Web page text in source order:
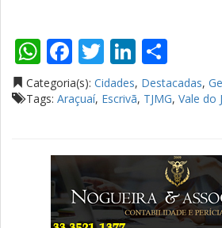
WhatsApp
Facebook
TwitterLinkedIn
Categoria(s): Cidades, Destacadas,
Tags: Araçuaí, Escrivã, TJMG, Vale do